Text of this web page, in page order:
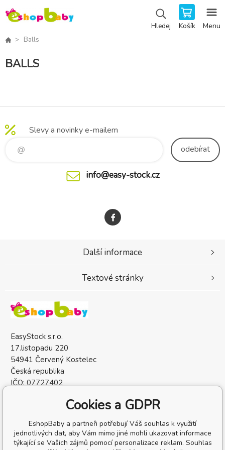
Hledej Košík Menu
Balls
BALLS
Slevy a novinky e-mailem
odebírat
info@easy-stock.cz
EasyStock s.r.o.
17.listopadu 220
54941 Červený Kostelec
Česká republika
IČO: 07727402
Další informace
Textové stránky
Cookies a GDPR
EshopBaby a partneři potřebují Váš souhlas k využití
jednotlivých dat, aby Vám mimo jiné mohli ukazovat informace
týkající se Vašich zájmů pomocí personalizace reklam. Souhlas